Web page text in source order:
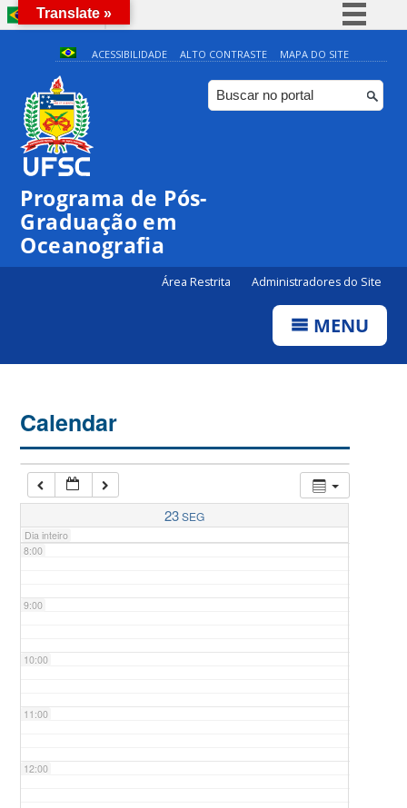
BRASIL
Simplifique!
Comunica BR
Participe
ACESSIBILIDADE ALTO CONTRASTE MAPA DO SITE
Programa de Pós-
Graduação em
Oceanografia
Área Restrita Administradores do Site
MENU
Calendar
23SEG
Dia inteiro
0:00
1:00
2:00
7:00
8:00
9:00
10:00
11:00
12:00
Translate »